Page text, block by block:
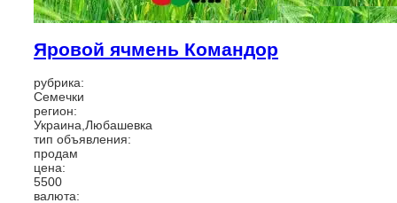
Яровой ячмень Командор
рубрика:
Семечки
регион:
Украина,Любашевка
тип объявления:
продам
цена:
5500
валюта: